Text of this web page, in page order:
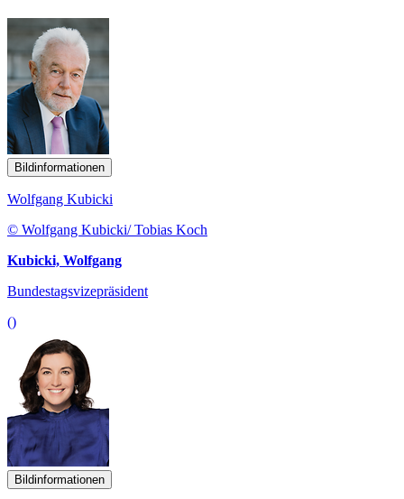
Bildinformationen
Wolfgang Kubicki
© Wolfgang Kubicki/ Tobias Koch
Kubicki, Wolfgang
Bundestagsvizepräsident
()
Bildinformationen